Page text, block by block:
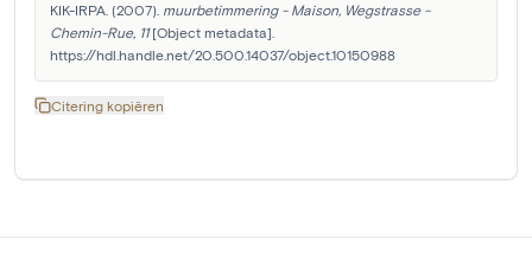
KIK-IRPA. (2007). muurbetimmering - Maison, Wegstrasse -
Chemin-Rue, 11 [Object metadata].
https://hdl.handle.net/20.500.14037/object.10150988
Citering kopiëren